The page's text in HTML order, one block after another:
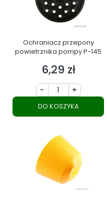
Ochraniacz przepony
powietrznika pompy P-145
Cena
6,29 zł
- +
DO KOSZYKA